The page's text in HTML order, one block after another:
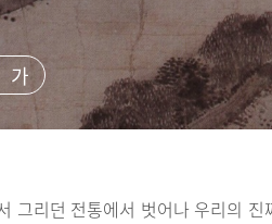
가
그리던 전통에서 벗어나 우리의 진